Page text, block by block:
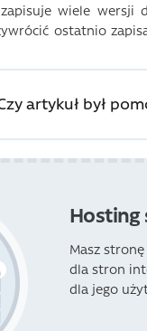
zapisuje wiele
ostatnio
artykuł był
Hosting
Masz
dla stron
dla jego